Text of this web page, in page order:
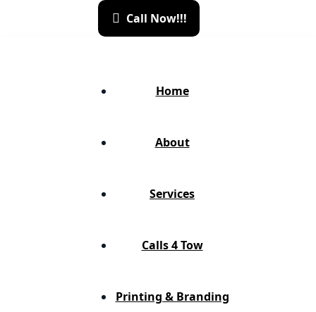
Call Now!!!
Home
About
Services
Calls 4 Tow
Printing & Branding